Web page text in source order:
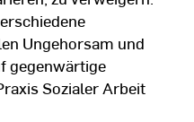
Ungehorsam und
gegenwärtige
Sozialer Arbeit